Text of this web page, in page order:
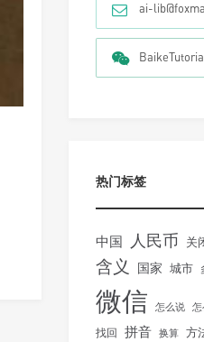
ai-
热门标签
中国 人民币 关
含义 国家 城市
微信 怎么说 怎
找回 拼音 换算 方